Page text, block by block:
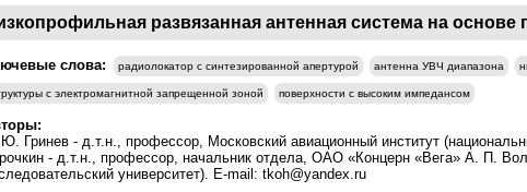
развязанная антенная система на
слова: радиолокатор с синтезированной апертурой антенна УВЧ диапазона
с электромагнитной запрещенной зоной поверхности с высоким импедансом
Гринев - д.т.н., профессор, Московский авиационный институт
- д.т.н., профессор, начальник отдела, ОАО «Концерн «Вега» А. П.
университет). E-mail: tkoh@yandex.ru